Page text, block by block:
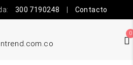
300 7190248 Contacto
0